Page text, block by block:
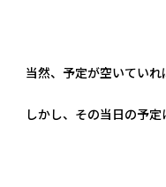
当然、予定が空いていれ
しかし、その当日の予